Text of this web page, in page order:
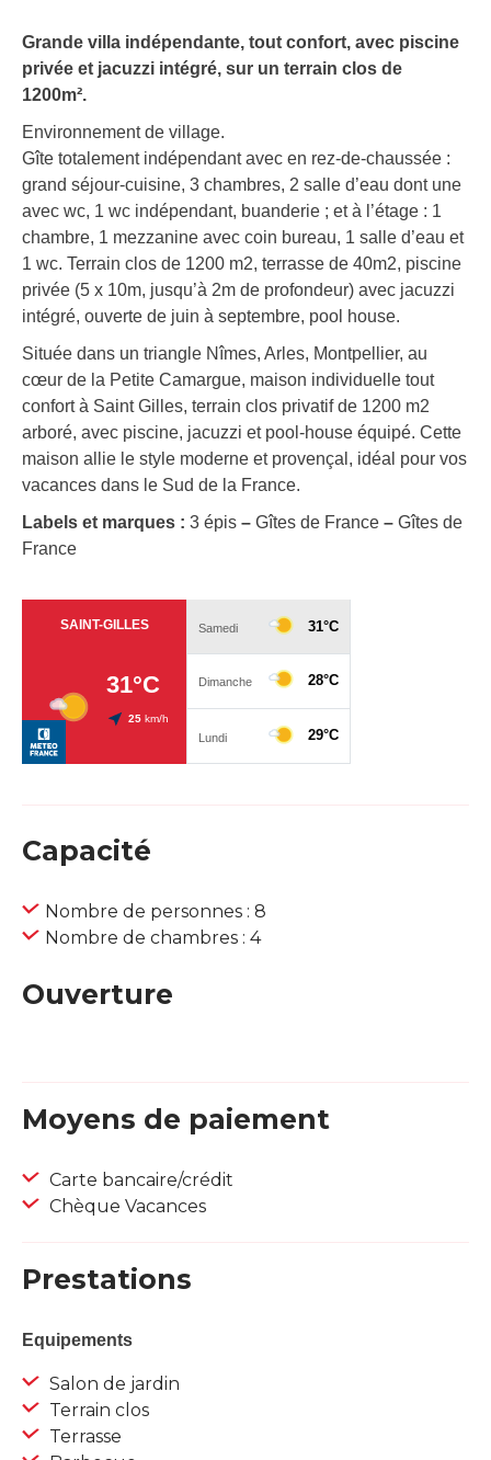
Grande villa indépendante, tout confort, avec piscine
privée et jacuzzi intégré, sur un terrain clos de
1200m².
Environnement de village.
Gîte totalement indépendant avec en rez-de-chaussée :
grand séjour-cuisine, 3 chambres, 2 salle d’eau dont une
avec wc, 1 wc indépendant, buanderie ; et à l’étage : 1
chambre, 1 mezzanine avec coin bureau, 1 salle d’eau et
1 wc. Terrain clos de 1200 m2, terrasse de 40m2, piscine
privée (5 x 10m, jusqu’à 2m de profondeur) avec jacuzzi
intégré, ouverte de juin à septembre, pool house.
Située dans un triangle Nîmes, Arles, Montpellier, au
cœur de la Petite Camargue, maison individuelle tout
confort à Saint Gilles, terrain clos privatif de 1200 m2
arboré, avec piscine, jacuzzi et pool-house équipé. Cette
maison allie le style moderne et provençal, idéal pour vos
vacances dans le Sud de la France.
Labels et marques : 3 épis – Gîtes de France – Gîtes de
France
Capacité
Nombre de personnes : 8
Nombre de chambres : 4
Ouverture
Moyens de paiement
Carte bancaire/crédit
Chèque Vacances
Prestations
Equipements
Salon de jardin
Terrain clos
Terrasse